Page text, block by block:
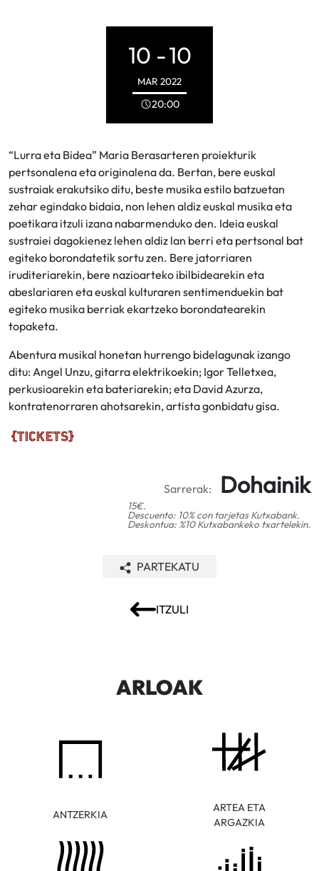
10 -10
MAR 2022
20:00
“Lurra eta Bidea” Maria Berasarteren proiekturik
pertsonalena eta originalena da. Bertan, bere euskal
sustraiak erakutsiko ditu, beste musika estilo batzuetan
zehar egindako bidaia, non lehen aldiz euskal musika eta
poetikara itzuli izana nabarmenduko den. Ideia euskal
sustraiei dagokienez lehen aldiz lan berri eta pertsonal bat
egiteko borondatetik sortu zen. Bere jatorriaren
iruditeriarekin, bere nazioarteko ibilbidearekin eta
abeslariaren eta euskal kulturaren sentimenduekin bat
egiteko musika berriak ekartzeko borondatearekin
topaketa.
Abentura musikal honetan hurrengo bidelagunak izango
ditu: Angel Unzu, gitarra elektrikoekin; Igor Telletxea,
perkusioarekin eta bateriarekin; eta David Azurza,
kontratenorraren ahotsarekin, artista gonbidatu gisa.
Sarrerak: Dohainik
15€.
Descuento: 10% con tarjetas Kutxabank.
Deskontua: %10 Kutxabankeko txartelekin.
ITZULI
PARTEKATU
ARLOAK
ANTZERKIA
ARTEA ETA
ARGAZKIA